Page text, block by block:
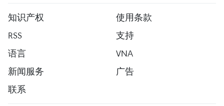
知识产权
使用条款
RSS
支持
语言
VNA
新闻服务
广告
联系